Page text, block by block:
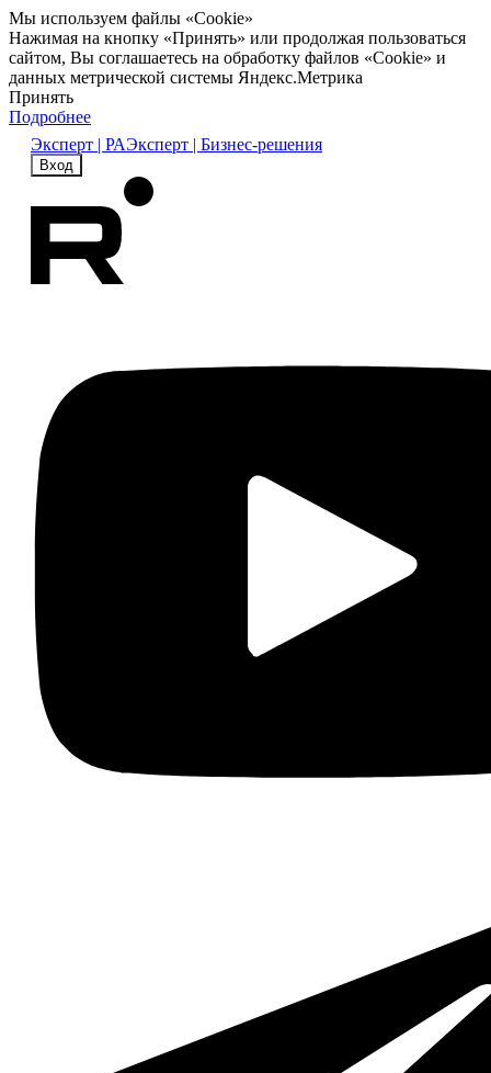
Мы используем файлы «Cookie»
Нажимая на кнопку «Принять» или продолжая пользоваться
сайтом, Вы соглашаетесь на обработку файлов «Cookie» и
данных метрической системы Яндекс.Метрика
Принять
Подробнее
Эксперт | РАЭксперт | Бизнес-решения
Вход